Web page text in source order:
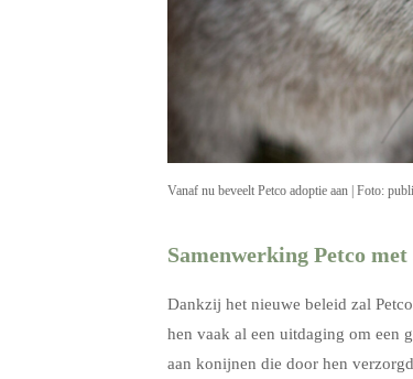
Vanaf nu beveelt Petco adoptie aan | Foto:
Samenwerking Petco met
Dankzij het nieuwe beleid zal
hen vaak al een uitdaging om een
aan konijnen die door hen